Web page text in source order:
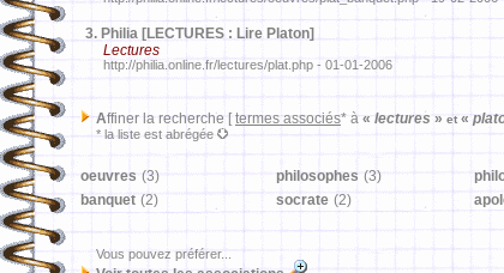
3. Philia [LECTURES : Lire Platon]
Lectures
http://philia.online.fr/lectures/plat.php - 01-01-2006
Affiner la recherche [ termes associés* à « lectures » et «
* la liste est abrégée
oeuvres (3) philosophes (3)
banquet (2) socrate (2)
Vous pouvez préférer...